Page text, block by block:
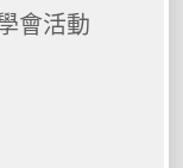
會活動